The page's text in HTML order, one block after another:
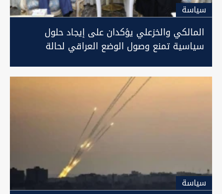
سیاسة
المالكي والخزعلي يؤكدان على إيجاد حلول
سياسية تمنع وصول الوضع العراقي لحالة
سیاسة